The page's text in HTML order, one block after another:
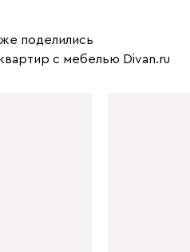
поделились
с мебелью Divan.ru